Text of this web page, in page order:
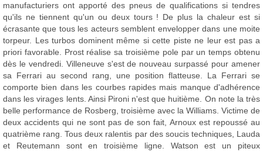
manufacturiers ont apporté des pneus de qualifications si tendres
qu'ils ne tiennent qu'un ou deux tours ! De plus la chaleur est si
écrasante que tous les acteurs semblent envelopper dans une moite
torpeur. Les turbos dominent même si cette piste ne leur est pas a
priori favorable. Prost réalise sa troisième pole par un temps obtenu
dès le vendredi. Villeneuve s'est de nouveau surpassé pour amener
sa Ferrari au second rang, une position flatteuse. La Ferrari se
comporte bien dans les courbes rapides mais manque d'adhérence
dans les virages lents. Ainsi Pironi n'est que huitième. On note la très
belle performance de Rosberg, troisième avec la Williams. Victime de
deux accidents qui ne sont pas de son fait, Arnoux est repoussé au
quatrième rang. Tous deux ralentis par des soucis techniques, Lauda
et Reutemann sont en troisième ligne. Watson est un piteux